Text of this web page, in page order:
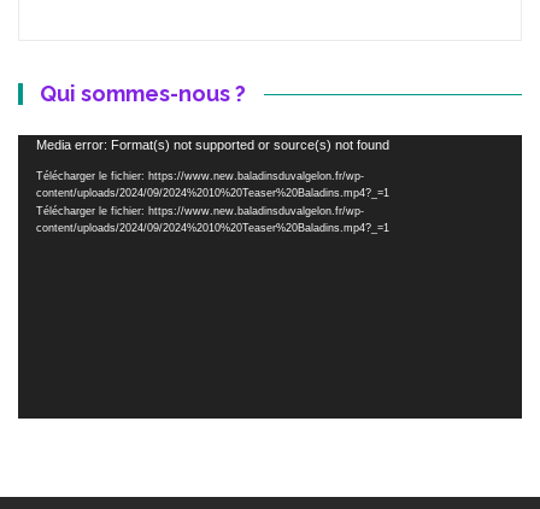
Qui sommes-nous ?
Lecteur
vidéo
Media error: Format(s) not supported or source(s) not found
Télécharger le fichier: https://www.new.baladinsduvalgelon.fr/wp-
content/uploads/2024/09/2024%2010%20Teaser%20Baladins.mp4?_=1
Télécharger le fichier: https://www.new.baladinsduvalgelon.fr/wp-
content/uploads/2024/09/2024%2010%20Teaser%20Baladins.mp4?_=1